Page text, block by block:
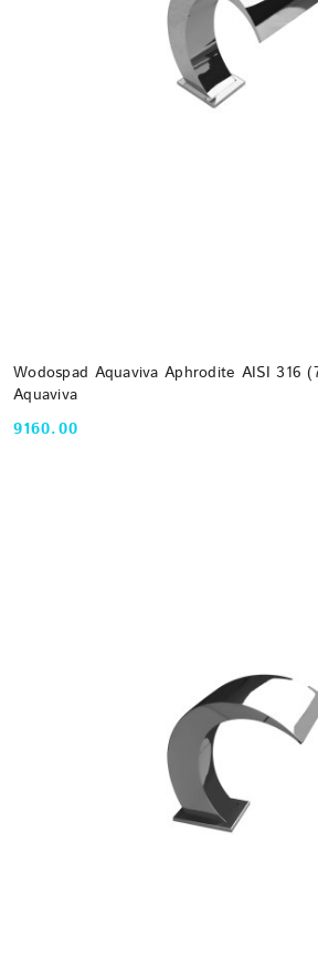
Wodospad Aquaviva Aphrodite AISI 316
Aquaviva
Cena:
9160.00